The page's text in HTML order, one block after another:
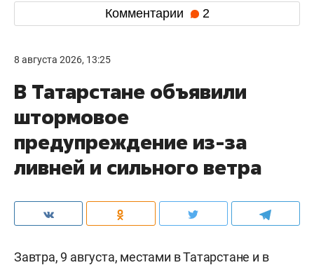
Комментарии 2
8 августа 2026, 13:25
В Татарстане объявили
штормовое
предупреждение из-за
ливней и сильного ветра
Завтра, 9 августа, местами в Татарстане и в